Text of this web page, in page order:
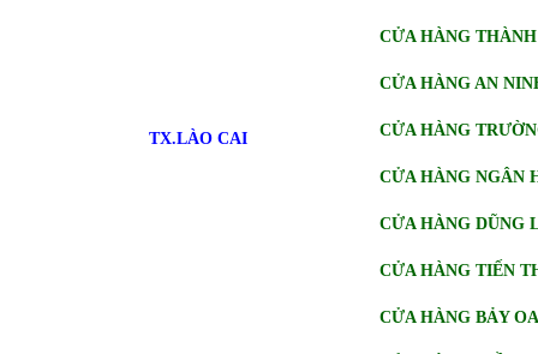
TX.LÀO CAI
CỬA HÀNG
CỬA HÀNG AN
CỬA HÀNG
CỬA HÀNG NGÂN
CỬA HÀNG DŨNG
CỬA HÀNG TIẾN
CỬA HÀNG BẢY